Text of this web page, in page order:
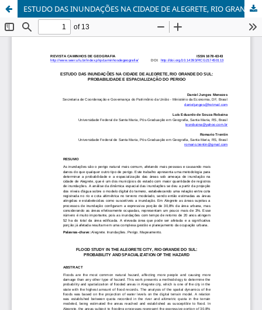
ESTUDO DAS INUNDAÇÕES NA CIDADE DE ALEGRETE, RIO GRANDE DO SUL: PROBABILIDADE E ESPACIALIZAÇÃO DO PERIGO